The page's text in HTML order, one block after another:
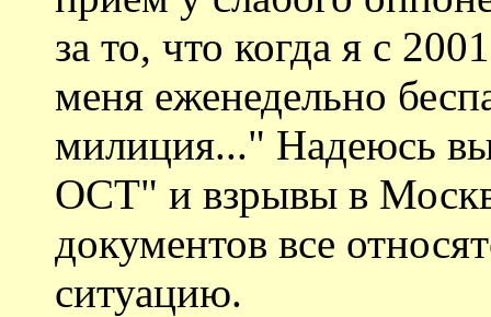
за то, что когда я с
меня еженедельно
милиция..." Надеюсь
ОСТ" и взрывы в
документов все
ситуацию.